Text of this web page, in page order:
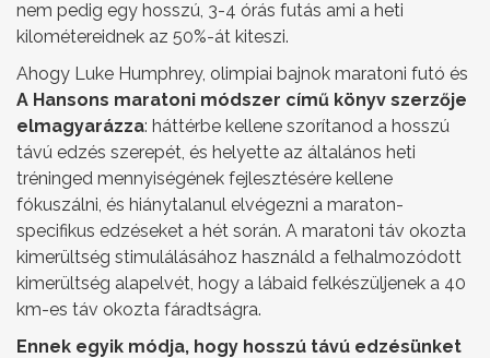
nem pedig egy hosszú, 3-4 órás futás ami a heti
kilométereidnek az 50%-át kiteszi.
Ahogy Luke Humphrey, olimpiai bajnok maratoni futó és
A Hansons maratoni módszer című könyv szerzője
elmagyarázza: háttérbe kellene szorítanod a hosszú
távú edzés szerepét, és helyette az általános heti
tréninged mennyiségének fejlesztésére kellene
fókuszálni, és hiánytalanul elvégezni a maraton-
specifikus edzéseket a hét során. A maratoni táv okozta
kimerültség stimulálásához használd a felhalmozódott
kimerültség alapelvét, hogy a lábaid felkészüljenek a 40
km-es táv okozta fáradtságra.
Ennek egyik módja, hogy hosszú távú edzésünket